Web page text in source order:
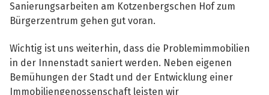
Sanierungsarbeiten am Kotzenbergschen Hof zum
Bürgerzentrum gehen gut voran.
Wichtig ist uns weiterhin, dass die Problemimmobilien
in der Innenstadt saniert werden. Neben eigenen
Bemühungen der Stadt und der Entwicklung einer
Immobiliengenossenschaft leisten wir